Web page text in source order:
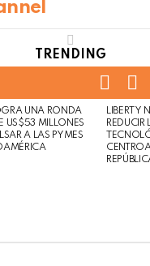
TRENDING
UNA RONDA
US$53 MILLONES
A LAS PYMES
LIBERTY
REDUCIR